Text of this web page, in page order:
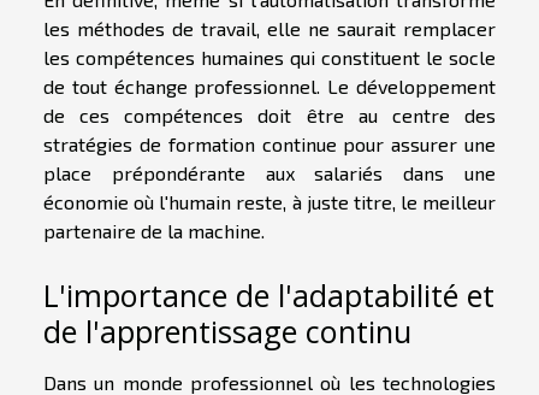
les méthodes de travail, elle ne saurait remplacer
les compétences humaines qui constituent le socle
de tout échange professionnel. Le développement
de ces compétences doit être au centre des
stratégies de formation continue pour assurer une
place prépondérante aux salariés dans une
économie où l'humain reste, à juste titre, le meilleur
partenaire de la machine.
L'importance de l'adaptabilité et
de l'apprentissage continu
Dans un monde professionnel où les technologies